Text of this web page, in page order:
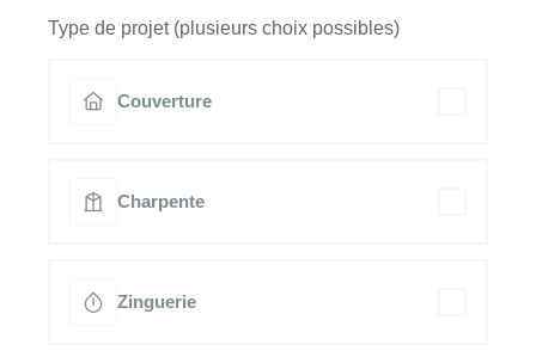
Type de projet (plusieurs choix possibles)
Couverture
Charpente
Zinguerie